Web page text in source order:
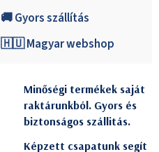
🚚 Gyors szállítás
🇭🇺 Magyar webshop
Minőségi termékek saját
raktárunkból. Gyors és
biztonságos szállitás.
Képzett csapatunk segít